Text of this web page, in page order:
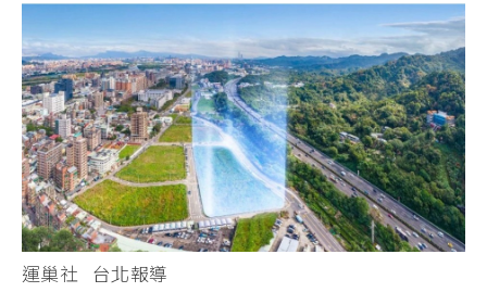
運巢社 台北報導